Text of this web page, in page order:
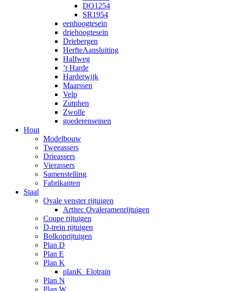
DO1254
SR1954
eenhoogtesein
driehoogtesein
Driebergen
HerfteAansluiting
Halfweg
’t Harde
Harderwijk
Maarssen
Velp
Zutphen
Zwolle
goederenseinen
Hout
Modelbouw
Tweeassers
Drieassers
Vierassers
Samenstelling
Fabrikanten
Staal
Ovale venster rijtuigen
Artitec Ovaleramenrijtuigen
Coupe rijtuigen
D-trein rijtuigen
Bolkoprijtuigen
Plan D
Plan E
Plan K
planK_Elotrain
Plan N
Plan W